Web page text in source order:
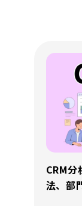
CRM
法、部